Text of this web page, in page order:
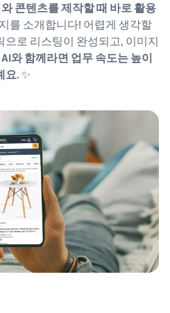
콘텐츠를 제작할 때 바로 활용
를 소개합니다! 어렵게 생각할
으로 리스팅이 완성되고, 이미지
AI와 함께라면 업무 속도는 높이
요. ✨